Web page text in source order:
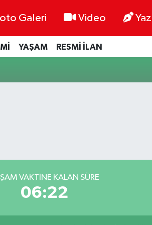
Galeri Video
YAŞAM RESMİ İLAN
VAKTINE KALAN SÜRE
06:21